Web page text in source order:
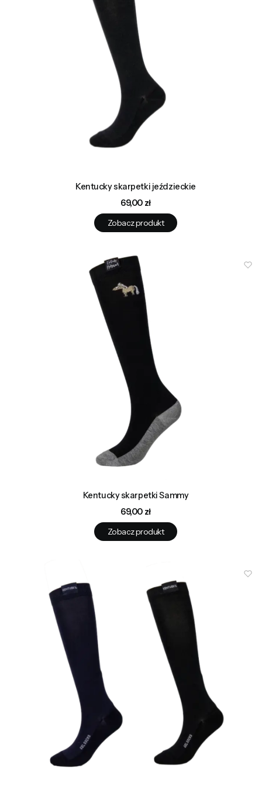
Kentucky skarpetki jeździeckie
Cena
69,00 zł
Zobacz produkt
Kentucky skarpetki Sammy
Cena
69,00 zł
Zobacz produkt